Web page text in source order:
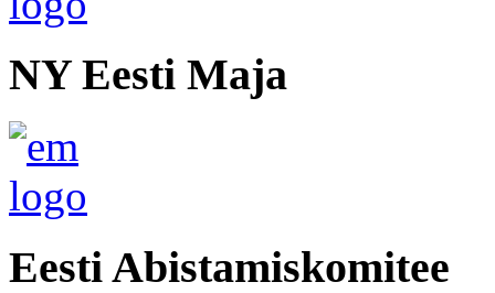
NY Eesti Maja
Eesti Abistamiskomitee